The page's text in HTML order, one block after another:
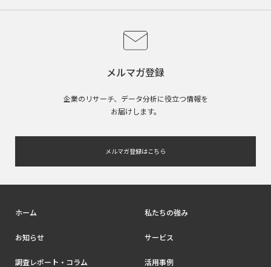
メルマガ登録
企業のリサーチ、データ分析に役立つ情報を
お届けします。
メルマガ登録はこちら
ホーム 私たちの強み
お知らせ サービス
調査レポート・コラム 活用事例